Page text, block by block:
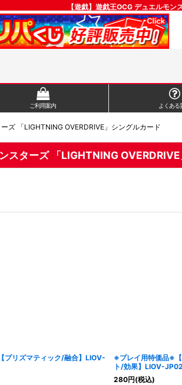
【遊戯】遊戯王OCG デュエルモ
ご利用案内 よくある
ズ 「LIGHTNING OVERDRIVE」シングルカード
スターズ 「LIGHTNING
プリズマティック/融合】LIOV-
※プレイ用特価品※
ト/効果】LIOV-
280円(税込)